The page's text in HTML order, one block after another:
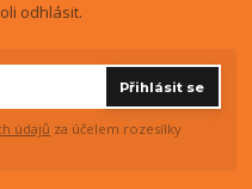
odhlásit.
Přihlásit se
údajů za účelem rozesílky